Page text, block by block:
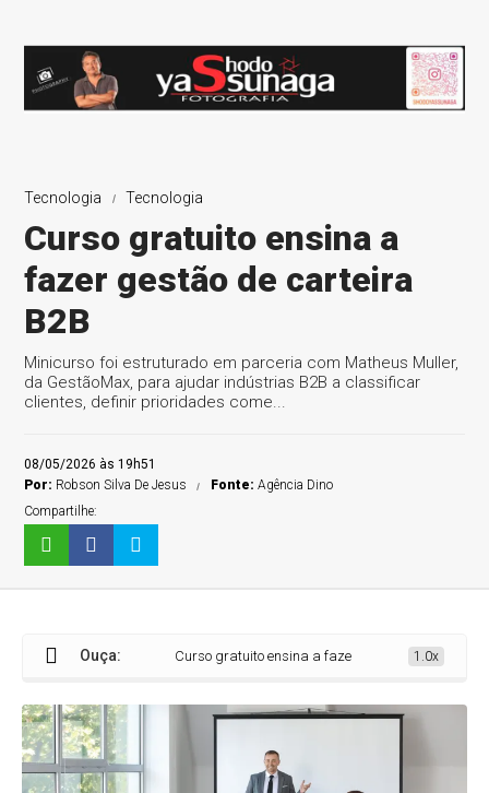
Tecnologia Tecnologia
Curso gratuito ensina a
fazer gestão de carteira
B2B
Minicurso foi estruturado em parceria com Matheus Muller,
da GestãoMax, para ajudar indústrias B2B a classificar
clientes, definir prioridades come...
08/05/2026 às 19h51
Por: Robson Silva De Jesus Fonte:Agência Dino
Compartilhe:
Ouça: Curso gratuito ensina a fazer gestão de carteira B2B
1.0x